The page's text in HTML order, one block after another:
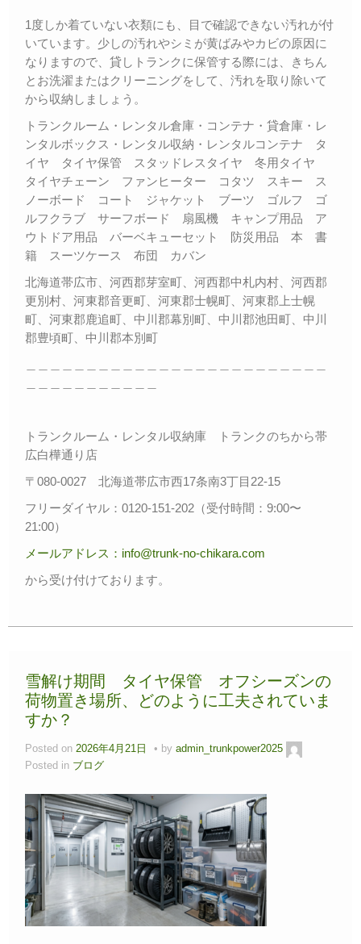
1度しか着ていない衣類にも、目で確認できない汚れが付
いています。少しの汚れやシミが黄ばみやカビの原因に
なりますので、貸しトランクに保管する際には、きちん
とお洗濯またはクリーニングをして、汚れを取り除いて
から収納しましょう。
トランクルーム・レンタル倉庫・コンテナ・貸倉庫・レ
ンタルボックス・レンタル収納・レンタルコンテナ タ
イヤ タイヤ保管 スタッドレスタイヤ 冬用タイヤ
タイヤチェーン ファンヒーター コタツ スキー ス
ノーボード コート ジャケット ブーツ ゴルフ ゴ
ルフクラブ サーフボード 扇風機 キャンプ用品 ア
ウトドア用品 バーベキューセット 防災用品 本 書
籍 スーツケース 布団 カバン
北海道帯広市、河西郡芽室町、河西郡中札内村、河西郡
更別村、河東郡音更町、河東郡士幌町、河東郡上士幌
町、河東郡鹿追町、中川郡幕別町、中川郡池田町、中川
郡豊頃町、中川郡本別町
トランクルーム・レンタル収納庫 トランクのちから帯
広白樺通り店
〒080-0027 北海道帯広市西17条南3丁目22-15
フリーダイヤル：0120-151-202（受付時間：9:00〜
21:00）
メールアドレス：info@trunk-no-chikara.com
から受け付けております。
雪解け期間 タイヤ保管 オフシーズンの
荷物置き場所、どのように工夫されていま
すか？
Posted on 2026年4月21日 by admin_trunkpower2025
Posted in ブログ